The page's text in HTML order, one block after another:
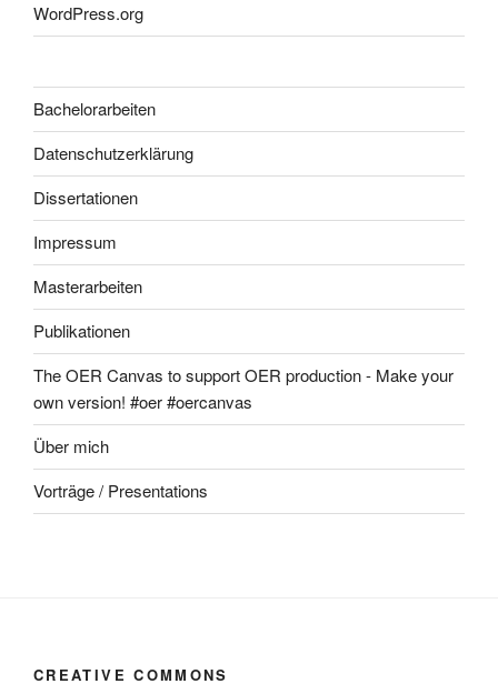
WordPress.org
Bachelorarbeiten
Datenschutzerklärung
Dissertationen
Impressum
Masterarbeiten
Publikationen
The OER Canvas to support OER production - Make your
own version! #oer #oercanvas
Über mich
Vorträge / Presentations
CREATIVE COMMONS